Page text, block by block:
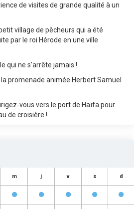
de visites de grande qualité à un
village de pêcheurs qui a été
par le roi Hérode en une ville
qui ne s'arrête jamais !
promenade animée Herbert Samuel
vous vers le port de Haïfa pour
de croisière !
m j v s d